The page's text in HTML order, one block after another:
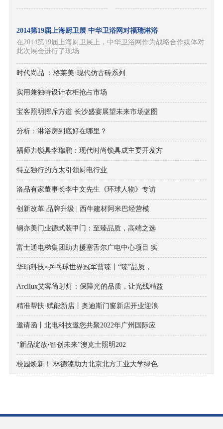
2014第19届上海厨卫展 中华卫浴网对福瑞淋浴
在2014第19届上海厨卫展上，中华卫浴网作为战略合作媒体对
此次展会进行了现场
时代尚品 ：格莱美·现代仿古砖系列
实用兼独特设计衣柜抢占市场
宝客照明挥斥方遒 长沙盛宴展望未来市场蓝图
分析：淋浴房到底好在哪里？
福师力锁具李瑞鹏：现代时尚锁具成主要开发方
特立独行的方太引领厨电行业
洛品有家董事长李中文先生《环球人物》专访
创新改革 品牌升级 | 西牛建材阿米巴经营模
钢亦美门业德式装甲门：至臻品质，高端之选
富士通电梯集团助力援塞舌尔广电中心项目 实
华珀科技×乒乓球世界冠军曹臻丨“臻”品质，
Arcllux艾客筒射灯：保障光的品质，让光线精益
精准帮扶·赋能新店丨奥迪斯门窗新店开业迎浪
邀请函丨北电科技邀您共聚2022年广州国际应
“新品绽放•智创未来”澳克士照明202
校园焕新！ 林德漆助力北京北方工业大学绿色